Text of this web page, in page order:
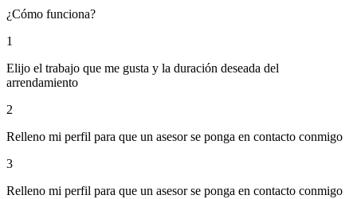
¿Cómo funciona?
1
Elijo el trabajo que me gusta y la duración deseada del
arrendamiento
2
Relleno mi perfil para que un asesor se ponga en contacto conmigo
3
Relleno mi perfil para que un asesor se ponga en contacto conmigo